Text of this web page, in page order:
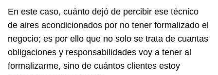
En este caso, cuánto dejó de percibir ese técnico
de aires acondicionados por no tener formalizado el
negocio; es por ello que no solo se trata de cuantas
obligaciones y responsabilidades voy a tener al
formalizarme, sino de cuántos clientes estoy